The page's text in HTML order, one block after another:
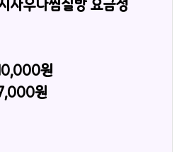
사우나찜질방 요금정
원
원